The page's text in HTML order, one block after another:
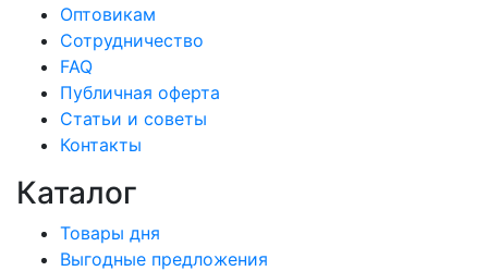
Оптовикам
Сотрудничество
FAQ
Публичная оферта
Статьи и советы
Контакты
Каталог
Товары дня
Выгодные предложения